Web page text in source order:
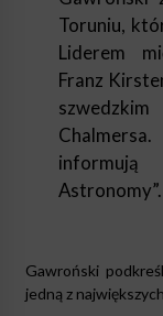
Toruniu,
Liderem
Franz
Astronomy”.
Gawroński
jedną z